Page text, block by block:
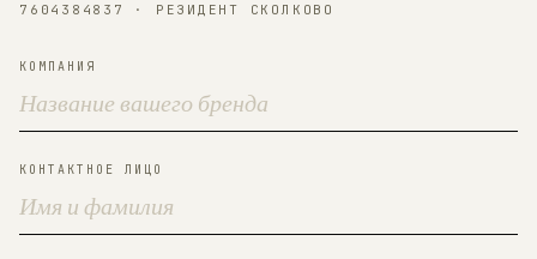
7604384837 · РЕЗИДЕНТ СКОЛКОВО
КОМПАНИЯ
КОНТАКТНОЕ ЛИЦО